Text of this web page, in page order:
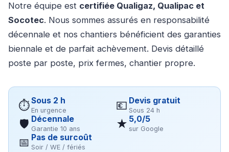
Notre équipe est certifiée Qualigaz, Qualipac et
Socotec. Nous sommes assurés en responsabilité
décennale et nos chantiers bénéficient des garanties
biennale et de parfait achèvement. Devis détaillé
poste par poste, prix fermes, chantier propre.
⏱Sous 2 h
En urgence 💶 Devis gratuit
Sous 24 h
🛡 Décennale
Garantie 10 ans ★ 5,0/5
sur Google
📅 Pas de surcoût
Soir / WE / fériés